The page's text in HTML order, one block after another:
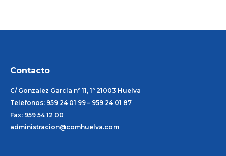
Contacto
C/ Gonzalez García nº 11, 1º 21003 Huelva
Telefonos: 959 24 01 99 – 959 24 01 87
Fax: 959 54 12 00
administracion@comhuelva.com